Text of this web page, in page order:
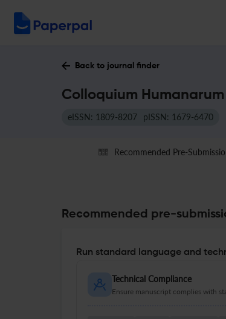
Back to journal finder
Colloquium
eISSN: 1809-8207 pISSN: 1679-6470
Recommended Pre-
Recommended pre-
Run standard language and
Technical Compliance
Ensure manuscript complies with